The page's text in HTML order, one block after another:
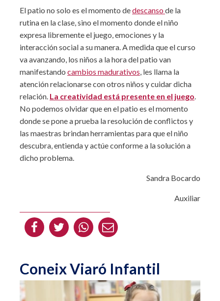
El patio no solo es el momento dedescanso de la
rutina en la clase, sino el momento donde el niño
expresa libremente el juego, emociones y la
interacción social a su manera. A medida que el curso
va avanzando, los niños a la hora del patio van
manifestando cambios madurativos , les llama la
atención relacionarse con otros niños y cuidar dicha
relación. La creatividad está presente en el juego
No podemos olvidar que en el patio es el momento
donde se pone a prueba la resolución de conflictos y
las maestras brindan herramientas para que el niño
descubra, entienda y actúe conforme a la solución a
dicho problema.
Sandra Bocardo
Auxiliar
Coneix Viaró Infantil